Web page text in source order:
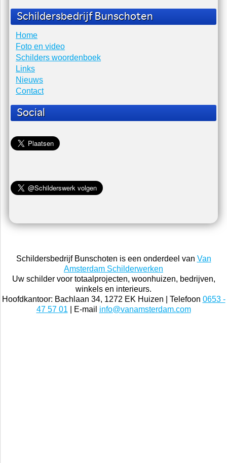
Schildersbedrijf Bunschoten
Home
Foto en video
Schilders woordenboek
Links
Nieuws
Contact
Social
Schildersbedrijf Bunschoten is een onderdeel van Van
Amsterdam Schilderwerken
Uw schilder voor totaalprojecten, woonhuizen, bedrijven,
winkels en interieurs.
Hoofdkantoor: Bachlaan 34, 1272 EK Huizen | Telefoon 0653 -
47 57 01 | E-mail info@vanamsterdam.com